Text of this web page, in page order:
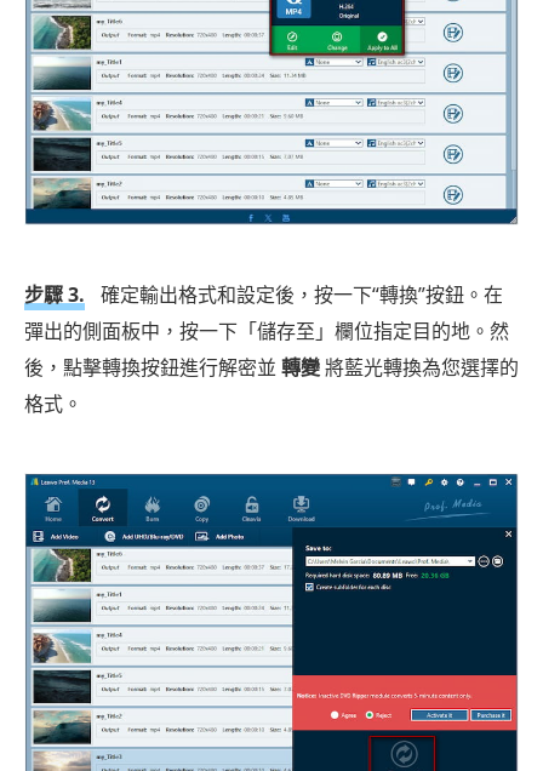
步驟 3.
確定輸出格式和設定後，按一下“轉換”按鈕。在
彈出的側面板中，按一下「儲存至」欄位指定目的地。然
後，點擊轉換按鈕進行解密並 轉變將藍光轉換為您選擇的
格式。